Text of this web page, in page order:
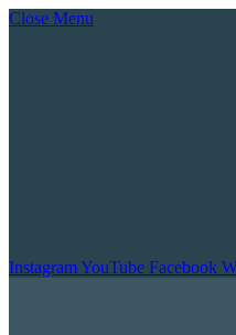
Close Menu
InstagramYouTube Facebook